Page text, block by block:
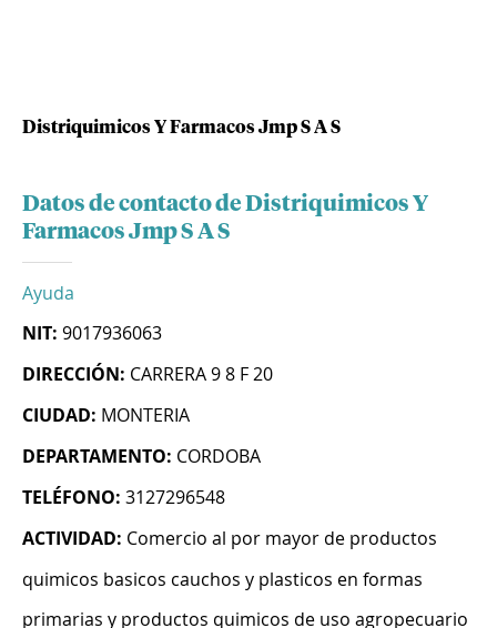
Distriquimicos Y Farmacos Jmp S A S
Datos de contacto de Distriquimicos Y
Farmacos Jmp S A S
Ayuda
NIT: 9017936063
DIRECCIÓN: CARRERA 9 8 F 20
CIUDAD: MONTERIA
DEPARTAMENTO: CORDOBA
TELÉFONO: 3127296548
ACTIVIDAD: Comercio al por mayor de productos
quimicos basicos cauchos y plasticos en formas
primarias y productos quimicos de uso agropecuario